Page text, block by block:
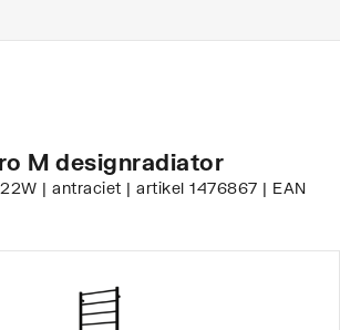
M designradiator
| antraciet | artikel 1476867 | EAN